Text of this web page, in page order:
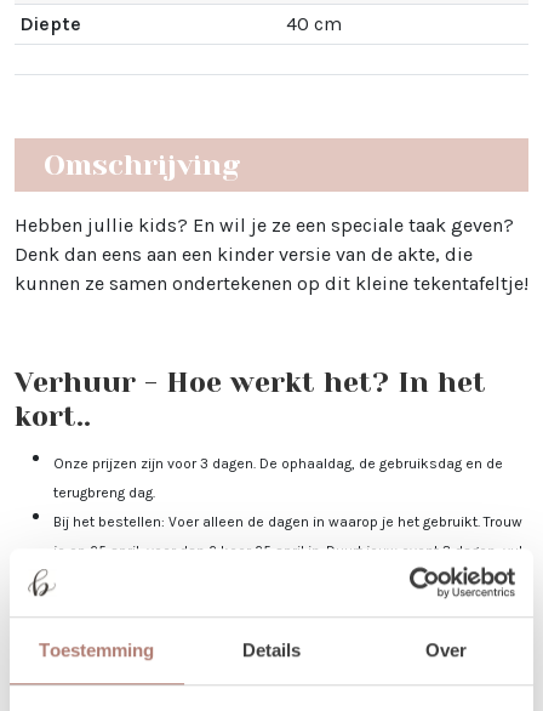
Toestemming Details Over
Diepte
40 cm
Omschrijving
Hebben jullie kids? En wil je ze een speciale taak geven?
Denk dan eens aan een kinder versie van de akte, die
kunnen ze samen ondertekenen op dit kleine tekentafeltje!
Verhuur - Hoe werkt het? In het
kort..
Onze prijzen zijn voor 3 dagen. De ophaaldag, de gebruiksdag en de
terugbreng dag.
Bij het bestellen: Voer alleen de dagen in waarop je het gebruikt. Trouw
je op 25 april, voer dan 2 keer 25 april in. Duurt jouw event 3 dagen, vul
dan 25-27 april in.